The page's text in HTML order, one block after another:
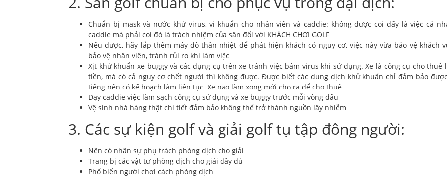
Chuẩn bị mask và nước khử virus, vi khuẩn cho nhân viên và caddie: không được coi đấy là việc cá
caddie mà phải coi đó là trách nhiệm của sân đối với KHÁCH CHƠI GOLF
Nếu được, hãy lắp thêm máy dò thân nhiệt để phát hiện khách có nguy cơ, việc này vừa bảo vệ khách
bảo vệ nhân viên, tránh rủi ro khi làm việc
Xịt khử khuẩn xe buggy và các dụng cụ trên xe tránh việc bám virus khi sử dụng. Xe là công cụ cho thuê
tiền, mà có cả nguy cơ chết người thì không được. Được biết các dung dịch khử khuẩn chỉ đảm bảo
tiếng nên có kế hoạch làm liên tục. Xe nào làm xong mới cho ra để cho thuê
Dạy caddie việc làm sạch công cụ sử dụng và xe buggy trước mỗi vòng đấu
Vệ sinh nhà hàng thật chi tiết đảm bảo không thể trở thành nguồn lây nhiễm
3. Các sự kiện golf và giải golf tụ tập đông người:
Nên có nhân sự phụ trách phòng dịch cho giải
Trang bị các vật tư phòng dịch cho giải đầy đủ
Phổ biến người chơi cách phòng dịch